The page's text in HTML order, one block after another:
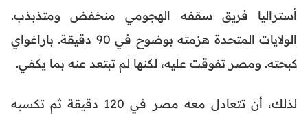
أستراليا فريق سقفه الهجومي منخفض ومتذبذب.
الولايات المتحدة هزمته بوضوح في 90 دقيقة. باراغواي
كبحته. ومصر تفوقت عليه، لكنها لم تبتعد عنه بما يكفي.
لذلك، أن تتعادل معه مصر في 120 دقيقة ثم تكسبه